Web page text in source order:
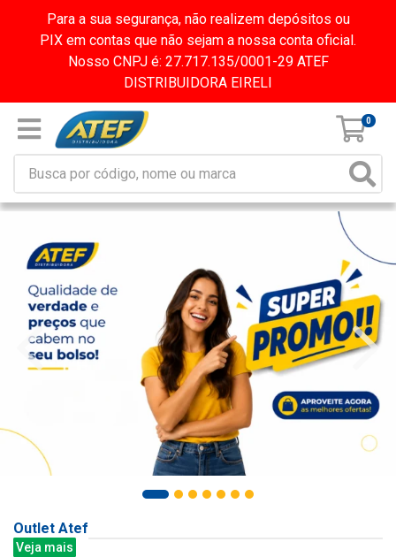
Para a sua segurança, não realizem depósitos ou
PIX em contas que não sejam a nossa conta oficial.
Nosso CNPJ é: 27.717.135/0001-29 ATEF
DISTRIBUIDORA EIRELI
0
Outlet Atef
Veja mais